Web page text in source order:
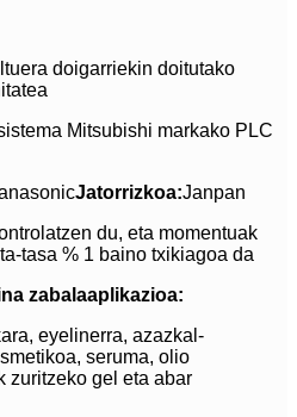
doigarriekin doitutako
Mitsubishi markako PLC
Jatorrizkoa:Janpan
du, eta momentuak
tasa % 1 baino txikiagoa da
zabalaaplikazioa:
eyelinerra, azazkal-
seruma, olio
zuritzeko gel eta abar